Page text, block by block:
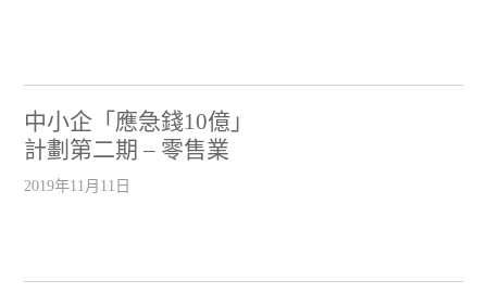
中小企「應急錢10億」
計劃第二期 – 零售業
2019年11月11日